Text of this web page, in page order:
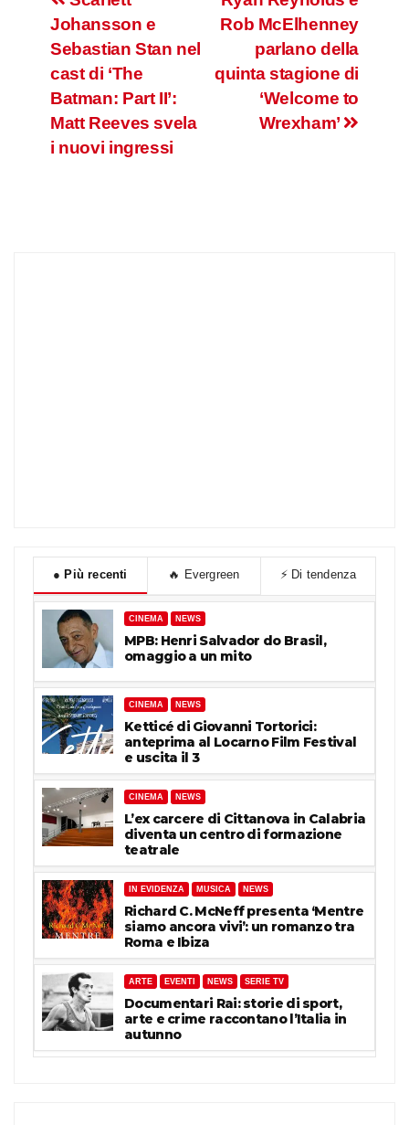
articoli
Rob McElhenney
parlano della
quinta stagione di
‘Welcome to
Wrexham’
Johansson e
Sebastian Stan nel
cast di ‘The
Batman: Part II’:
Matt Reeves svela
i nuovi ingressi
● Più recenti 🔥 Evergreen ⚡ Di tendenza
CINEMA NEWS
MPB: Henri Salvador do Brasil,
omaggio a un mito
CINEMA NEWS
Ketticé di Giovanni Tortorici:
anteprima al Locarno Film Festival
e uscita il 3
CINEMA NEWS
L’ex carcere di Cittanova in Calabria
diventa un centro di formazione
teatrale
IN EVIDENZA MUSICA NEWS
Richard C. McNeff presenta ‘Mentre
siamo ancora vivi’: un romanzo tra
Roma e Ibiza
ARTE EVENTI NEWS SERIE TV
Documentari Rai: storie di sport,
arte e crime raccontano l’Italia in
autunno